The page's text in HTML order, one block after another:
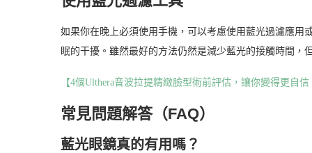
如果你在晚上必須使用手機，可以考慮使用藍光過濾應用
眠的干擾。雖然最好的方法仍然是減少藍光的接觸時間，
【4個Ulthera音波拉提精緻臉型術前評估，讓你變得更自信
常見問題解答（FAQ）
藍光眼鏡真的有用嗎？